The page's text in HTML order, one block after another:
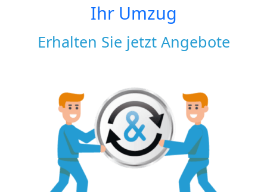
Ihr Umzug
Erhalten Sie jetzt Angebote